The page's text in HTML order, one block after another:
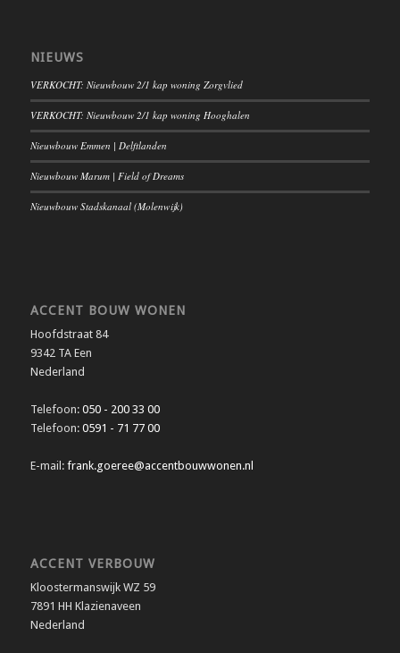
NIEUWS
VERKOCHT: Nieuwbouw 2/1 kap woning Zorgvlied
VERKOCHT: Nieuwbouw 2/1 kap woning Hooghalen
Nieuwbouw Emmen | Delftlanden
Nieuwbouw Marum | Field of Dreams
Nieuwbouw Stadskanaal (Molenwijk)
ACCENT BOUW WONEN
Hoofdstraat 84
9342 TA Een
Nederland
Telefoon: 050 - 200 33 00
Telefoon: 0591 - 71 77 00
E-mail: frank.goeree@accentbouwwonen.nl
ACCENT VERBOUW
Kloostermanswijk WZ 59
7891 HH Klazienaveen
Nederland